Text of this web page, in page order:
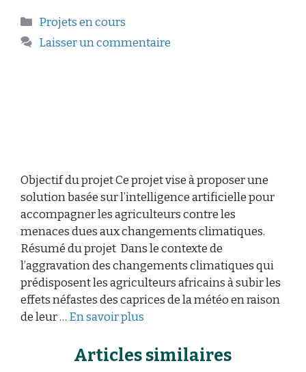
Projets en cours
Laisser un commentaire
Objectif du projet Ce projet vise à proposer une
solution basée sur l’intelligence artificielle pour
accompagner les agriculteurs contre les
menaces dues aux changements climatiques.
Résumé du projet Dans le contexte de
l’aggravation des changements climatiques qui
prédisposent les agriculteurs africains à subir les
effets néfastes des caprices de la météo en raison
de leur … En savoir plus
Articles similaires